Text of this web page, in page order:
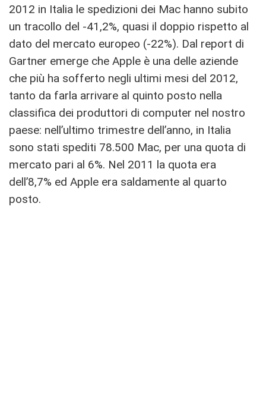
2012 in Italia le spedizioni dei Mac hanno subito
un tracollo del -41,2%, quasi il doppio rispetto al
dato del mercato europeo (-22%). Dal report di
Gartner emerge che Apple è una delle aziende
che più ha sofferto negli ultimi mesi del 2012,
tanto da farla arrivare al quinto posto nella
classifica dei produttori di computer nel nostro
paese: nell’ultimo trimestre dell’anno, in Italia
sono stati spediti 78.500 Mac, per una quota di
mercato pari al 6%. Nel 2011 la quota era
dell’8,7% ed Apple era saldamente al quarto
posto.